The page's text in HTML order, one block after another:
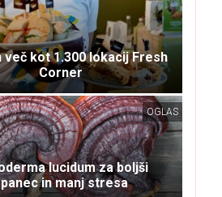
več kot 1.300 lokacij Fresh
Corner
OGLAS
lucidum za boljši
in manj stresa